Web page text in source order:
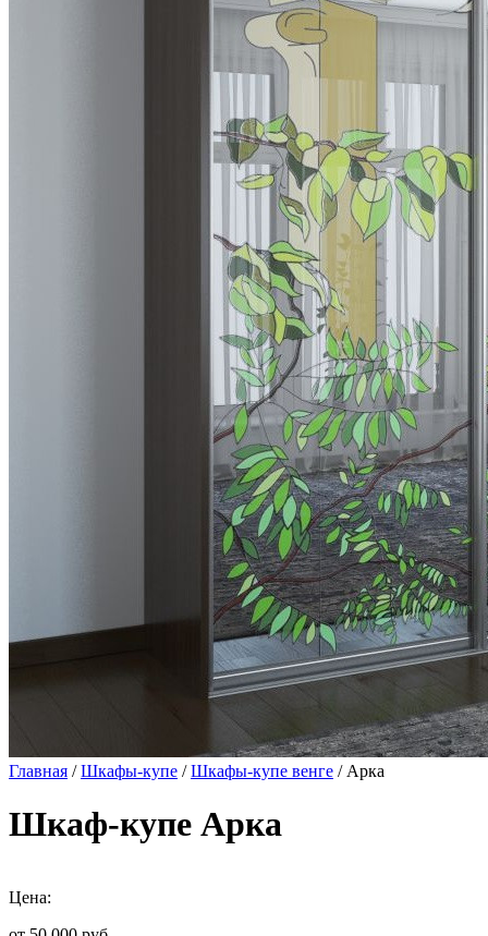
Главная /Шкафы-купе /Шкафы-купе венге / Арка
Шкаф-купе Арка
Цена: